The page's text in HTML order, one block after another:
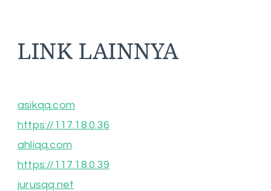
LINK LAINNYA
asikqq.com
https://117.18.0.36
ahliqq.com
https://117.18.0.39
jurusqq.net